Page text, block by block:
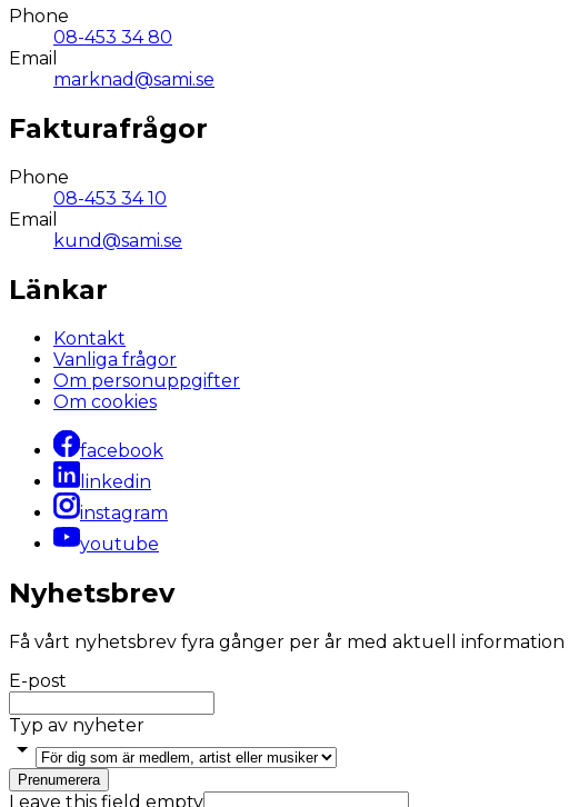
Phone
08-453 34 80
Email
marknad@sami.se
Fakturafrågor
Phone
08-453 34 10
Email
kund@sami.se
Länkar
Kontakt
Vanliga frågor
Om personuppgifter
Om cookies
facebook
linkedin
instagram
youtube
Nyhetsbrev
Få vårt nyhetsbrev fyra gånger per år med aktuell information
E-post
Typ av nyheter
Prenumerera
Leave this field empty